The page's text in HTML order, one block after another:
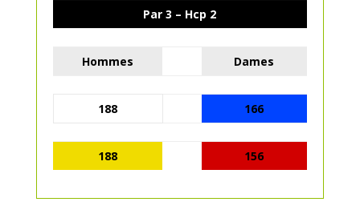
Par 3 – Hcp 2
Hommes Dames
188 166
188 156